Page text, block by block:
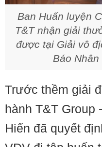
Ban Huấn luyện
T&T nhận giải
được tại Giải vô
Báo
Trước thềm giải
hành T&T Group
Hiển đã quyết